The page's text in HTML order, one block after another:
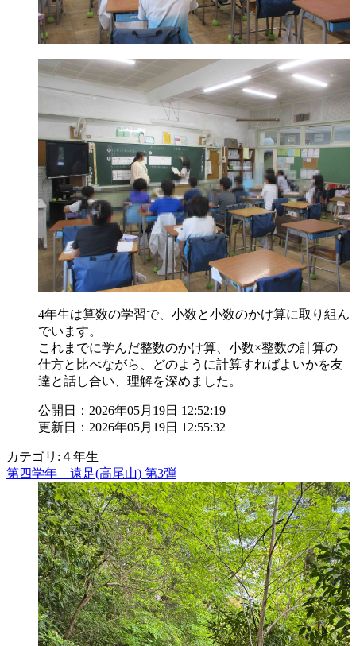
4年生は算数の学習で、小数と小数のかけ算に取り組ん
でいます。
これまでに学んだ整数のかけ算、小数×整数の計算の
仕方と比べながら、どのように計算すればよいかを友
達と話し合い、理解を深めました。
公開日：2026年05月19日 12:52:19
更新日：2026年05月19日 12:55:32
カテゴリ:４年生
第四学年 遠足(高尾山) 第3弾